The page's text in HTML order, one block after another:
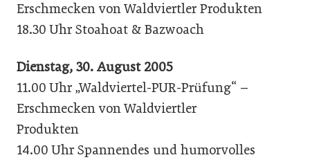
Erschmecken von Waldviertler Produkten
18.30 Uhr Stoahoat & Bazwoach
Dienstag, 30. August 2005
11.00 Uhr „Waldviertel-PUR-Prüfung“ –
Erschmecken von Waldviertler
Produkten
14.00 Uhr Spannendes und humorvolles